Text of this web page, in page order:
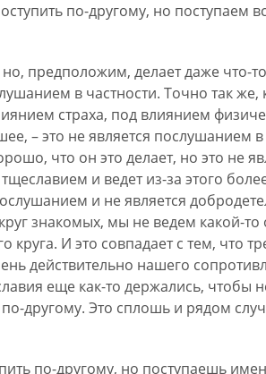
по-другому, но поступаем
предположим, делает даже что-
в частности. Точно так же,
страха, под влиянием
– это не является послушанием в
что он это делает, но это не
и ведет из-за этого
и не является
знакомых, мы не ведем какой-
И это совпадает с тем, что
действительно нашего
еще как-то держались, чтобы
другому. Это сплошь и рядом
по-другому, но поступаешь